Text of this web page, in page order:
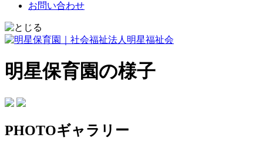
お問い合わせ
明星保育園の様子
PHOTOギャラリー